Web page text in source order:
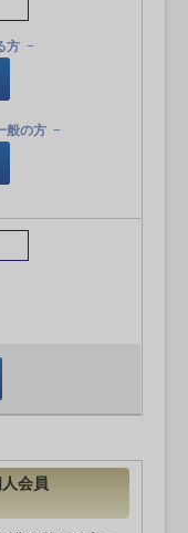
方
般の方
会員